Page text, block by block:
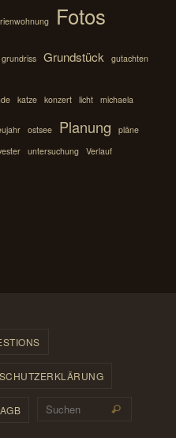
Fotos
grundriss Grundstück gutachten
katze konzert licht michaela
ostsee Planung
pläne
untersuchung Verlauf
AGB Suchen